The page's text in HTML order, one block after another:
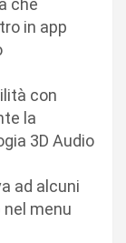
in app
con
la
3D Audio
ad alcuni
menu